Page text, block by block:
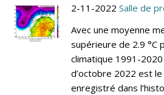
2-11-2022 Salle de
Avec une moyenne
supérieure de 2.9 °C
climatique 1991-2020
d’octobre 2022 est le
enregistré dans